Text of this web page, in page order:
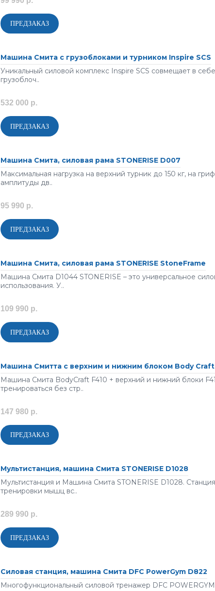
Машина Смита с грузоблоками и турником Inspire SCS
Уникальный силовой комплекс Inspire SCS совмещает в
грузоблоч..
532 000 р.
Машина Смита, силовая рама STONERISE D007
Максимальная нагрузка на верхний турник до 150 кг, на
амплитуды дв..
95 990 р.
Машина Смита, силовая рама STONERISE StoneFrame
Машина Смита D1044 STONERISE – это универсальное
использования. У..
109 990 р.
Машина Смитта c верхним и нижним блоком Body Craft
Машина Смита BodyCraft F410 + верхний и нижний блоки
тренироваться без стр..
147 980 р.
Мультистанция, машина Смита STONERISE D1028
Мультистанция и Машина Смита STONERISE D1028.
тренировки мышц вс..
289 990 р.
Силовая станция, машина Смита DFC PowerGym D822
Многофункциональный силовой тренажер DFC